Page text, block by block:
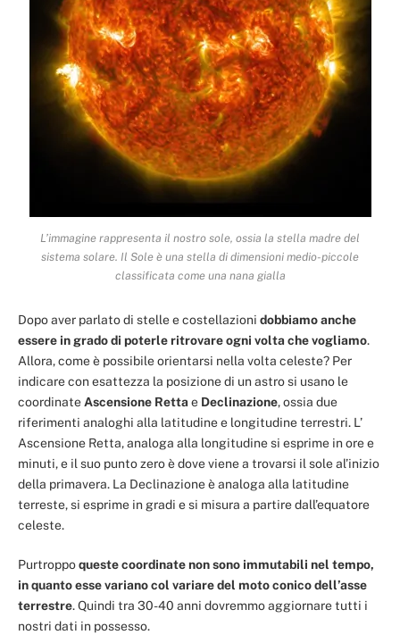
L’immagine rappresenta il nostro sole, ossia la stella madre del
sistema solare. Il Sole è una stella di dimensioni medio-piccole
classificata come una nana gialla
Dopo aver parlato di stelle e costellazioni dobbiamo anche
essere in grado di poterle ritrovare ogni volta che vogliamo.
Allora, come è possibile orientarsi nella volta celeste? Per
indicare con esattezza la posizione di un astro si usano le
coordinate Ascensione Retta e Declinazione, ossia due
riferimenti analoghi alla latitudine e longitudine terrestri. L’
Ascensione Retta, analoga alla longitudine si esprime in ore e
minuti, e il suo punto zero è dove viene a trovarsi il sole al’inizio
della primavera. La Declinazione è analoga alla latitudine
terreste, si esprime in gradi e si misura a partire dall’equatore
celeste.
Purtroppoqueste coordinate non sono immutabili nel tempo,
in quanto esse variano col variare del moto conico dell’asse
terrestre. Quindi tra 30-40 anni dovremmo aggiornare tutti i
nostri dati in possesso.